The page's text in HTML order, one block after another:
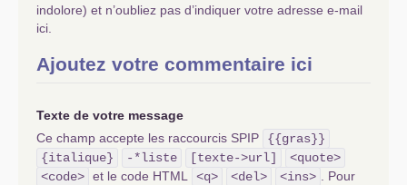
indolore) et n’oubliez pas d’indiquer votre adresse e-mail
ici.
Ajoutez votre commentaire ici
Texte de votre message
Ce champ accepte les raccourcis SPIP
{{gras}}
{italique}
-*liste [texte->url]
<quote>
<code> et le code HTML <q> <del> <ins>
. Pour